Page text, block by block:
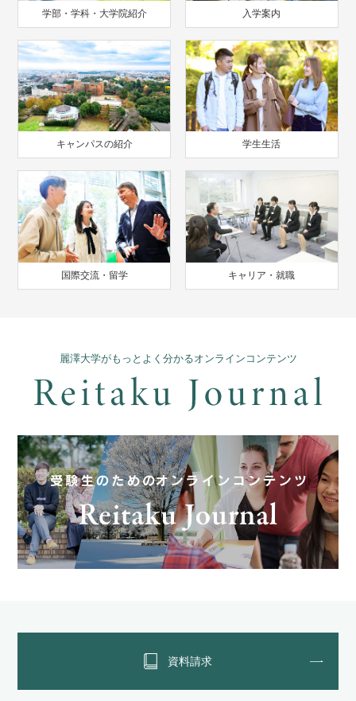
学部・学科・大学院紹介 入学案内
キャンパスの紹介 学生生活
国際交流・留学 キャリア・就職
麗澤大学がもっとよく分かるオンラインコンテンツ
資料請求